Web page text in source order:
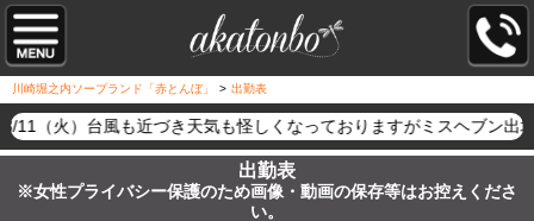
川崎堀之内ソープランド「赤とんぼ」 > 出勤表
11（火）台風も近づき天気も怪しくなっておりますがミスヘブン出
出勤表
※女性プライバシー保護のため画像・動画の保存等はお控えくださ
い。